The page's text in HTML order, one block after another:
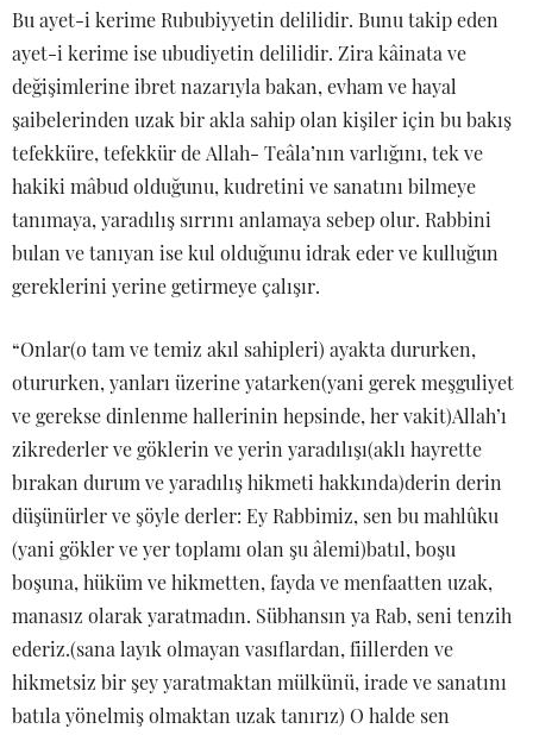
Bu ayet-i kerime Rububiyyetin delilidir. Bunu takip eden
ayet-i kerime ise ubudiyetin delilidir. Zira kâinata ve
değişimlerine ibret nazarıyla bakan, evham ve hayal
şaibelerinden uzak bir akla sahip olan kişiler için bu bakış
tefekküre, tefekkür de Allah- Teâla’nın varlığını, tek ve
hakiki mâbud olduğunu, kudretini ve sanatını bilmeye
tanımaya, yaradılış sırrını anlamaya sebep olur. Rabbini
bulan ve tanıyan ise kul olduğunu idrak eder ve kulluğun
gereklerini yerine getirmeye çalışır.
“Onlar(o tam ve temiz akıl sahipleri) ayakta dururken,
otururken, yanları üzerine yatarken(yani gerek meşguliyet
ve gerekse dinlenme hallerinin hepsinde, her vakit)Allah’ı
zikrederler ve göklerin ve yerin yaradılışı(aklı hayrette
bırakan durum ve yaradılış hikmeti hakkında)derin derin
düşünürler ve şöyle derler: Ey Rabbimiz, sen bu mahlûku
(yani gökler ve yer toplamı olan şu âlemi)batıl, boşu
boşuna, hüküm ve hikmetten, fayda ve menfaatten uzak,
manasız olarak yaratmadın. Sübhansın ya Rab, seni tenzih
ederiz.(sana layık olmayan vasıflardan, fiillerden ve
hikmetsiz bir şey yaratmaktan mülkünü, irade ve sanatını
batıla yönelmiş olmaktan uzak tanırız) O halde sen